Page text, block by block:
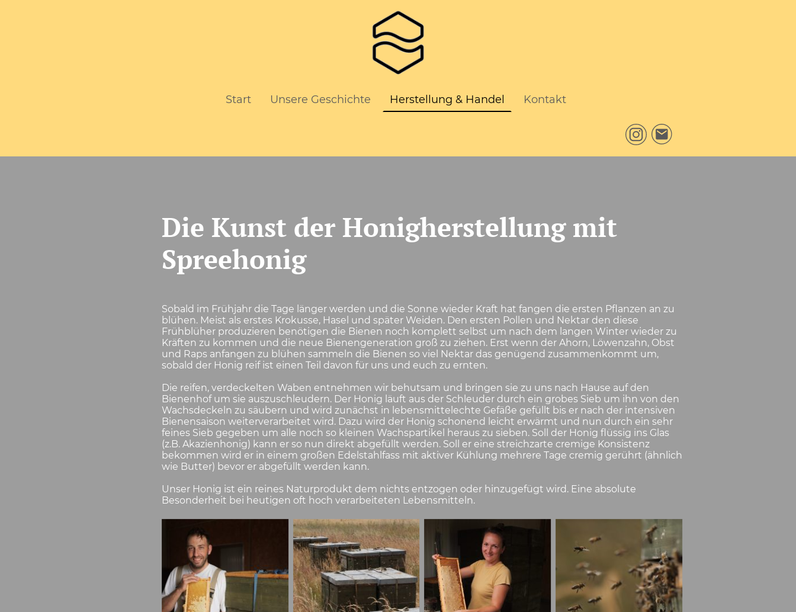
Start Unsere Geschichte Herstellung & Handel Kontakt
Die Kunst der Honigherstellung mit
Spreehonig
Sobald im Frühjahr die Tage länger werden und die Sonne wieder Kraft hat fangen die ersten Pflanzen an zu
blühen. Meist als erstes Krokusse, Hasel und später Weiden. Den ersten Pollen und Nektar den diese
Frühblüher produzieren benötigen die Bienen noch komplett selbst um nach dem langen Winter wieder zu
Kräften zu kommen und die neue Bienengeneration groß zu ziehen. Erst wenn der Ahorn, Löwenzahn, Obst
und Raps anfangen zu blühen sammeln die Bienen so viel Nektar das genügend zusammenkommt um,
sobald der Honig reif ist einen Teil davon für uns und euch zu ernten.
Die reifen, verdeckelten Waben entnehmen wir behutsam und bringen sie zu uns nach Hause auf den
Bienenhof um sie auszuschleudern. Der Honig läuft aus der Schleuder durch ein grobes Sieb um ihn von den
Wachsdeckeln zu säubern und wird zunächst in lebensmittelechte Gefäße gefüllt bis er nach der intensiven
Bienensaison weiterverarbeitet wird. Dazu wird der Honig schonend leicht erwärmt und nun durch ein sehr
feines Sieb gegeben um alle noch so kleinen Wachspartikel heraus zu sieben. Soll der Honig flüssig ins Glas
(z.B. Akazienhonig) kann er so nun direkt abgefüllt werden. Soll er eine streichzarte cremige Konsistenz
bekommen wird er in einem großen Edelstahlfass mit aktiver Kühlung mehrere Tage cremig gerührt (ähnlich
wie Butter) bevor er abgefüllt werden kann.
Unser Honig ist ein reines Naturprodukt dem nichts entzogen oder hinzugefügt wird. Eine absolute
Besonderheit bei heutigen oft hoch verarbeiteten Lebensmitteln.